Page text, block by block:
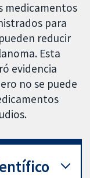
medicamentos
para
reducir
Esta
evidencia
no se puede